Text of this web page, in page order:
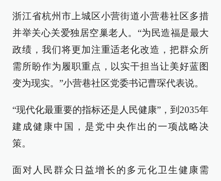
浙江省杭州市上城区小营街道小营巷社区多措
并举关心关爱独居空巢老人。“为民造福是最大
政绩，我们将更加注重适老化改造，把群众所
需所盼作为履职重点，以实干担当让美好蓝图
变为现实。”小营巷社区党委书记曹琛代表说。
“现代化最重要的指标还是人民健康”，到2035年
建成健康中国，是党中央作出的一项战略决
策。
面对人民群众日益增长的多元化卫生健康需